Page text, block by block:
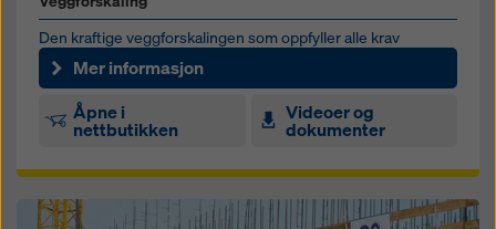
Den kraftige veggforskalingen som oppfyller alle krav
Mer informasjon
Åpne i
nettbutikken
Videoer og
dokumenter